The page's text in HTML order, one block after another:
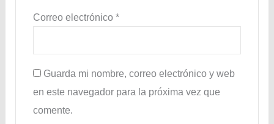
Correo electrónico *
Guarda mi nombre, correo electrónico y web
en este navegador para la próxima vez que
comente.